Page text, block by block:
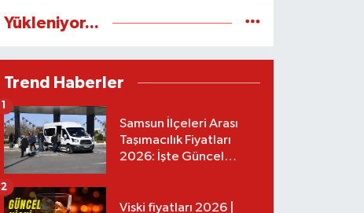
Yükleniyor...
Trend Haberler
Samsun İlçeleri Arası
Taşımacılık Fiyatları
2026: İşte Güncel
1
Viski fiyatları 2026 |
2